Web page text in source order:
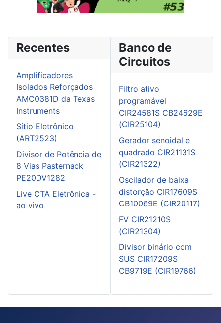
Recentes
Amplificadores
Isolados Reforçados
AMC0381D da Texas
Instruments
Sítio Eletrônico
(ART2523)
Divisor de Potência de
8 Vias Pasternack
PE20DV1282
Live CTA Eletrônica -
ao vivo
Banco de
Circuitos
Filtro ativo
programável
CIR24581S CB24629E
(CIR25104)
Gerador senoidal e
quadrado CIR21131S
(CIR21322)
Oscilador de baixa
distorção CIR17609S
CB10069E (CIR20117)
FV CIR21210S
(CIR21304)
Divisor binário com
SUS CIR17209S
CB9719E (CIR19766)